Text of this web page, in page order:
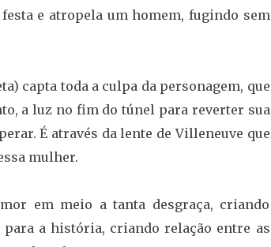
e atropela um homem, fugindo sem
capta toda a culpa da personagem, que
a luz no fim do túnel para reverter sua
É através da lente de Villeneuve que
mulher.
em meio a tanta desgraça, criando
a história, criando relação entre as